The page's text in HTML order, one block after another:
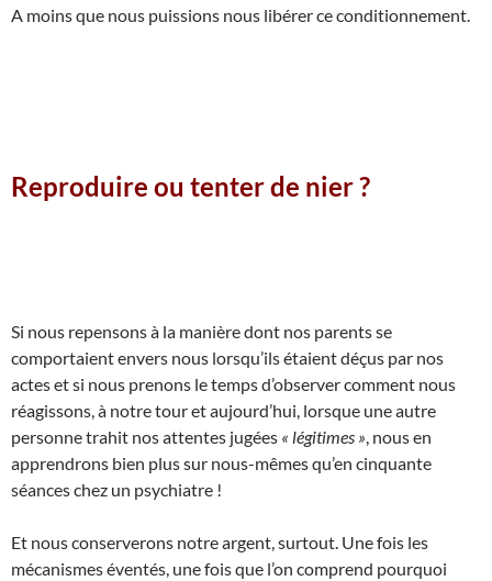
A moins que nous puissions nous libérer ce conditionnement.
Reproduire ou tenter de nier ?
Si nous repensons à la manière dont nos parents se
comportaient envers nous lorsqu’ils étaient déçus par nos
actes et si nous prenons le temps d’observer comment nous
réagissons, à notre tour et aujourd’hui, lorsque une autre
personne trahit nos attentes jugées « légitimes » , nous en
apprendrons bien plus sur nous-mêmes qu’en cinquante
séances chez un psychiatre !
Et nous conserverons notre argent, surtout. Une fois les
mécanismes éventés, une fois que l’on comprend pourquoi